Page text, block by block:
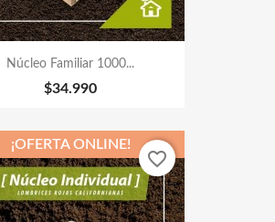
Núcleo Familiar 1000...
$34.990
¡OFERTA ONLINE!
favorite_border